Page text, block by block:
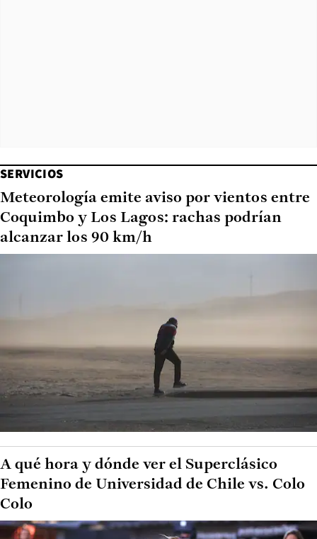
SERVICIOS
Meteorología emite aviso por vientos entre
Coquimbo y Los Lagos: rachas podrían
alcanzar los 90 km/h
A qué hora y dónde ver el Superclásico
Femenino de Universidad de Chile vs. Colo
Colo